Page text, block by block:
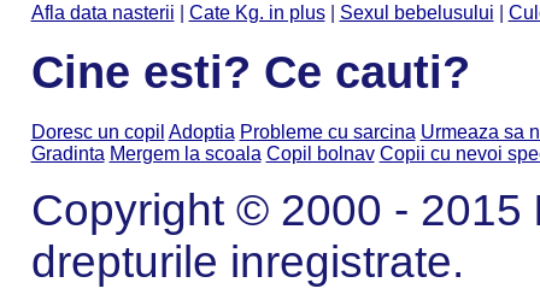
Afla data nasterii Cate Kg. in plus| Sexul bebelusului
Cine esti? Ce cauti?
Doresc un copil Adoptia Probleme cu sarcina Urmeaza sa
Gradinta Mergem la scoala Copil bolnav Copii cu nevoi
Copyright © 2000 - 2015
drepturile inregistrate.